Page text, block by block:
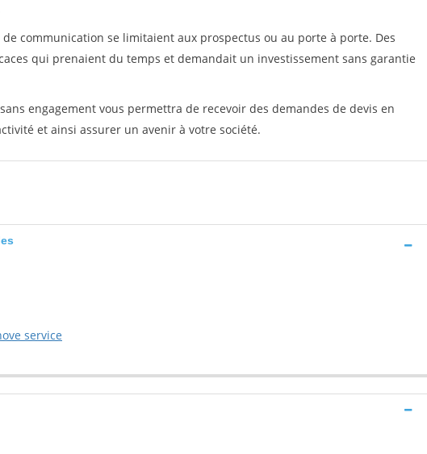
communication se limitaient aux prospectus ou au porte à porte. Des
qui prenaient du temps et demandait un investissement sans garantie
engagement vous permettra de recevoir des demandes de devis en
et ainsi assurer un avenir à votre société.
service